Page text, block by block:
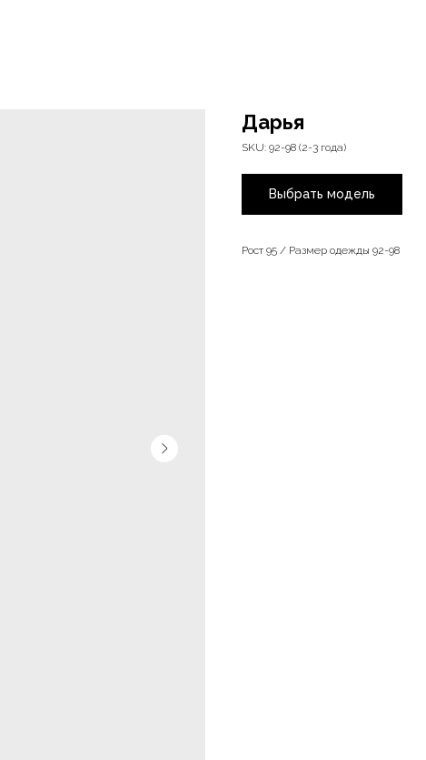
Дарья
SKU: 92-98 (2-3 года)
Выбрать модель
Рост 95 / Размер одежды 92-98